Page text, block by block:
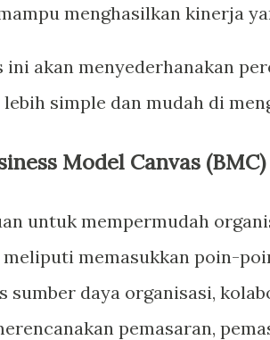
menghasilkan kinerja
ini akan menyederhanakan
lebih simple dan mudah di
Model Canvas (BMC)
untuk mempermudah
memasukkan poin-
sumber daya organisasi,
pemasaran,